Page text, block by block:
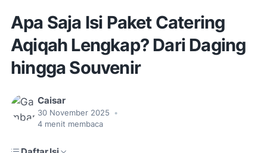
Apa Saja Isi Paket Catering
Aqiqah Lengkap? Dari Daging
hingga Souvenir
Caisar
30 November 2025
•
4 menit membaca